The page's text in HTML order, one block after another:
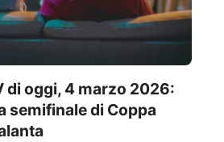
di oggi, 4 marzo 2026:
semifinale di Coppa